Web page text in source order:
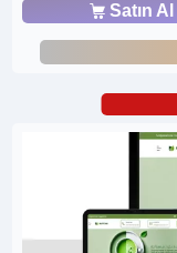
Satın Al